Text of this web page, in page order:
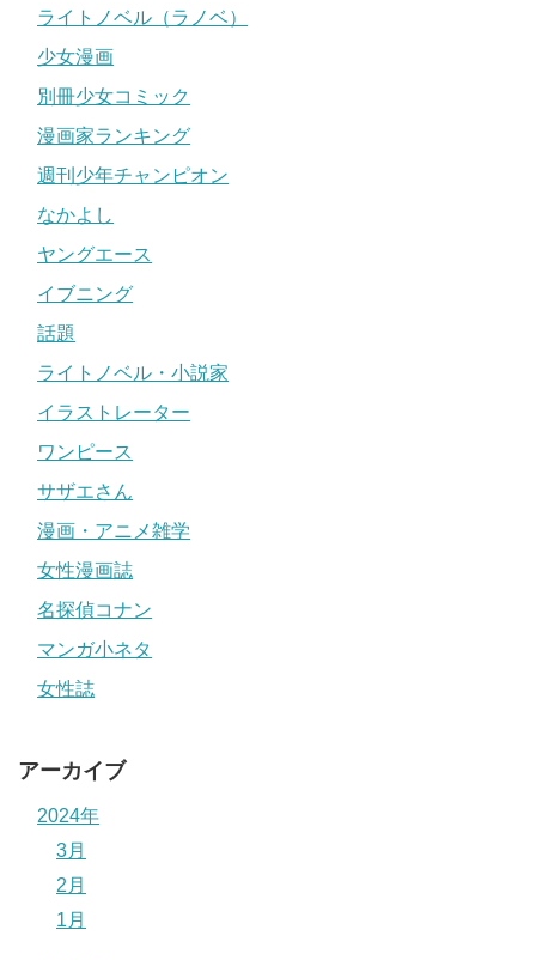
ライトノベル（ラノベ）
少女漫画
別冊少女コミック
漫画家ランキング
週刊少年チャンピオン
なかよし
ヤングエース
イブニング
話題
ライトノベル・小説家
イラストレーター
ワンピース
サザエさん
漫画・アニメ雑学
女性漫画誌
名探偵コナン
マンガ小ネタ
女性誌
アーカイブ
2024年
3月
2月
1月